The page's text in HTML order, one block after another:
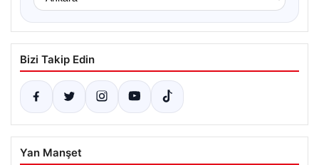
Bizi Takip Edin
Yan Manşet